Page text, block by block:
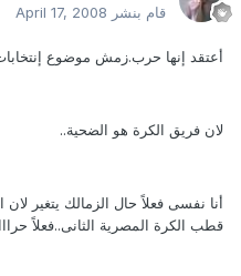
قام بنشر April 17, 2008
أعتقد إنها حرب.زمش موضوع
لان فريق الكرة هو الضحية..
أنا نفسى فعلاً حال الزمالك يتغير
قطب الكرة المصرية الثانى..فعلاً